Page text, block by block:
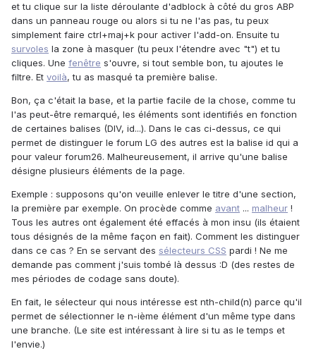
et tu clique sur la liste déroulante d'adblock à côté du gros ABP
dans un panneau rouge ou alors si tu ne l'as pas, tu peux
simplement faire ctrl+maj+k pour activer l'add-on. Ensuite tu
survoles la zone à masquer (tu peux l'étendre avec "t") et tu
cliques. Une fenêtre s'ouvre, si tout semble bon, tu ajoutes le
filtre. Et voilà, tu as masqué ta première balise.
Bon, ça c'était la base, et la partie facile de la chose, comme tu
l'as peut-être remarqué, les éléments sont identifiés en fonction
de certaines balises (DIV, id...). Dans le cas ci-dessus, ce qui
permet de distinguer le forum LG des autres est la balise id qui a
pour valeur forum26. Malheureusement, il arrive qu'une balise
désigne plusieurs éléments de la page.
Exemple : supposons qu'on veuille enlever le titre d'une section,
la première par exemple. On procède comme avant ... malheur !
Tous les autres ont également été effacés à mon insu (ils étaient
tous désignés de la même façon en fait). Comment les distinguer
dans ce cas ? En se servant des sélecteurs CSS pardi ! Ne me
demande pas comment j'suis tombé là dessus :D (des restes de
mes périodes de codage sans doute).
En fait, le sélecteur qui nous intéresse est nth-child(n) parce qu'il
permet de sélectionner le n-ième élément d'un même type dans
une branche. (Le site est intéressant à lire si tu as le temps et
l'envie.)